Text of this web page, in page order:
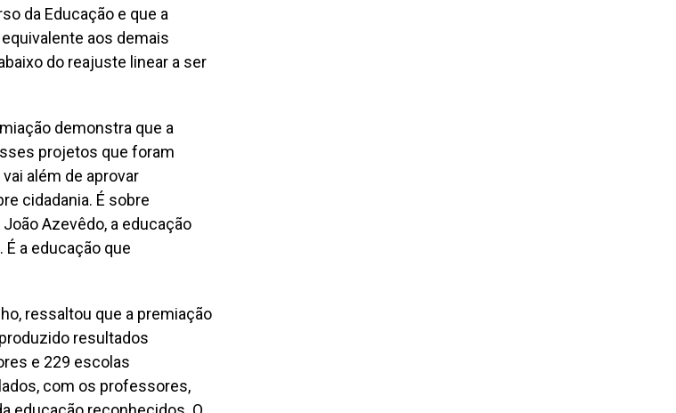
da Educação e que a
aos demais
do reajuste linear a ser
demonstra que a
projetos que foram
além de aprovar
cidadania. É sobre
Azevêdo, a educação
a educação que
ressaltou que a premiação
resultados
e 229 escolas
com os professores,